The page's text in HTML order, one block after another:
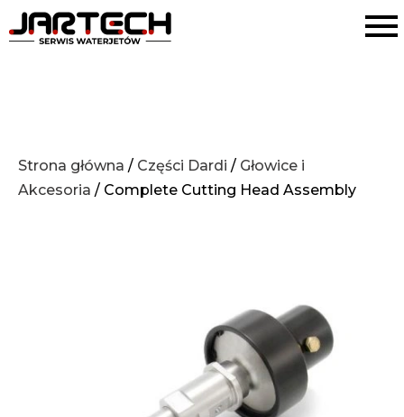
Strona główna / Części Dardi / Głowice i
Akcesoria / Complete Cutting Head Assembly